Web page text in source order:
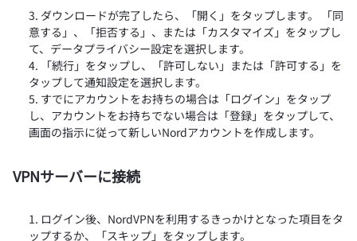
ダウンロードが完了したら、「開く」をタップします。 「同
意する」、「拒否する」、または「カスタマイズ」をタップし
て、データプライバシー設定を選択します。
「続行」をタップし、「許可しない」または「許可する」を
タップして通知設定を選択します。
すでにアカウントをお持ちの場合は「ログイン」をタップ
し、アカウントをお持ちでない場合は「登録」をタップして、
画面の指示に従って新しいNordアカウントを作成します。
VPNサーバーに接続
ログイン後、NordVPNを利用するきっかけとなった項目をタ
ップするか、「スキップ」をタップします。